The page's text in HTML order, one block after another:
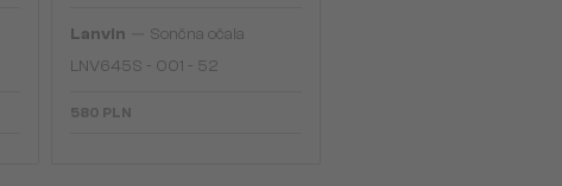
Lanvin
Sončna očala
LNV645S - 001 - 52
580 PLN